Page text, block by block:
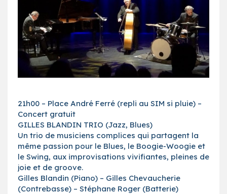
21h00 – Place André Ferré (repli au SIM si pluie) –
Concert gratuit
GILLES BLANDIN TRIO (Jazz, Blues)
Un trio de musiciens complices qui partagent la
même passion pour le Blues, le Boogie-Woogie et
le Swing, aux improvisations vivifiantes, pleines de
joie et de groove.
Gilles Blandin (Piano) – Gilles Chevaucherie
(Contrebasse) – Stéphane Roger (Batterie)